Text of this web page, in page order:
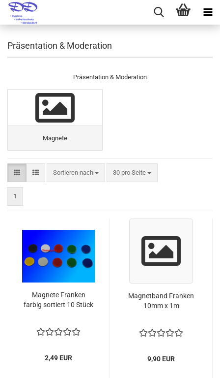
Präsentation & Moderation
Präsentation & Moderation
Magnete
Sortieren nach
Sortieren nach 30 pro Seite
pro Seite
1
Magnete Franken
farbig sortiert 10 Stück
2,49 EUR
Magnetband Franken
10mm x 1m
9,90 EUR